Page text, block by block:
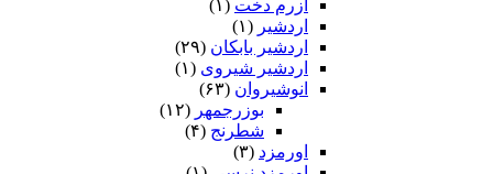
آزرم دخت (۱)
اردشیر (۱)
اردشیر بابکان (۲۹)
اردشیر شیروی (۱)
انوشیروان (۶۳)
بوزرجمهر (۱۲)
شطرنج (۴)
اورمزد (۳)